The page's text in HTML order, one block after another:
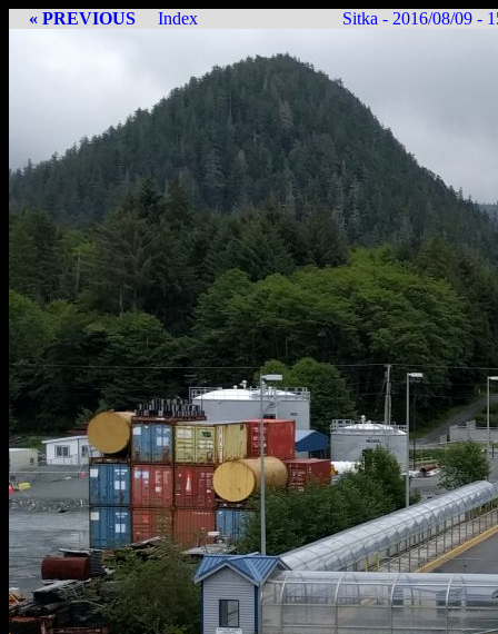
« PREVIOUS Index Sitka - 2016/08/09 -